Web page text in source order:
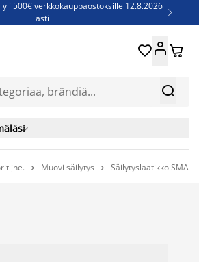
yli 500€ verkkokauppaostoksille 12.8.2026
asti

- Säästä jopa 60% 
 

jne.  Muovi säilytys  Säilytyslaatikko